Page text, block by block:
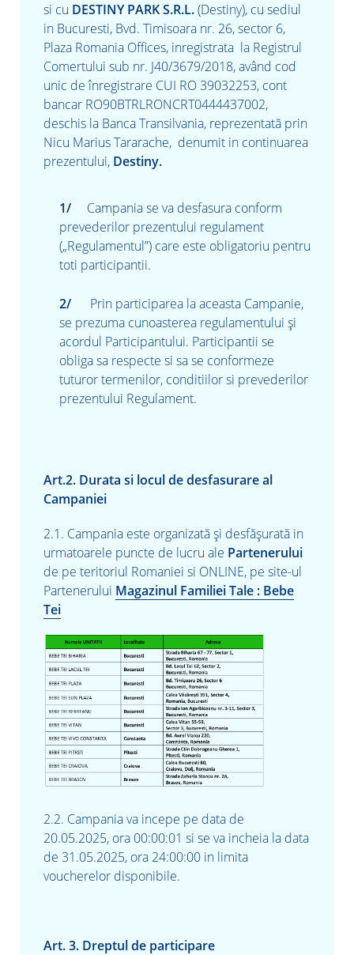
si cu DESTINY PARK S.R.L.(Destiny), cu sediul
in Bucuresti, Bvd. Timisoara nr. 26, sector 6,
Plaza Romania Offices, inregistrata la Registrul
Comertului sub nr. J40/3679/2018, având cod
unic de înregistrare CUI RO 39032253, cont
bancar RO90BTRLRONCRT0444437002,
deschis la Banca Transilvania, reprezentată prin
Nicu Marius Tararache, denumit in continuarea
prezentului, Destiny.
Campania se va desfasura conform
prevederilor prezentului regulament
(„Regulamentul”) care este obligatoriu pentru
toti participantii.
Prin participarea la aceasta Campanie,
se prezuma cunoasterea regulamentului şi
acordul Participantului. Participantii se
obliga sa respecte si sa se conformeze
tuturor termenilor, conditiilor si prevederilor
prezentului Regulament.
Art.2. Durata si locul de desfasurare al
Campaniei
2.1. Campania este organizată şi desfăşurată in
urmatoarele puncte de lucru ale Partenerului
de pe teritoriul Romaniei si ONLINE, pe site-ul
Partenerului Magazinul Familiei Tale : Bebe
Tei
2.2. Campania va incepe pe data de
20.05.2025, ora 00:00:01 si se va incheia la data
de 31.05.2025, ora 24:00:00 in limita
voucherelor disponibile.
Art. 3. Dreptul de participare